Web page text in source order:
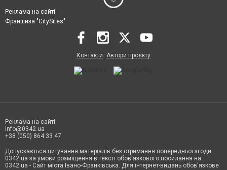
Реклама на сайті
Франшиза "CitySites"
Контакти Автори проєкту
Реклама на сайті:
info@0342.ua
+38 (050) 864 33 47
Допускається цитування матеріалів без отримання попередньої згоди
0342.ua за умови розміщення в тексті обов'язкового посилання на
0342.ua - Сайт міста Івано-Франківська. Для інтернет-видань обов'язкове